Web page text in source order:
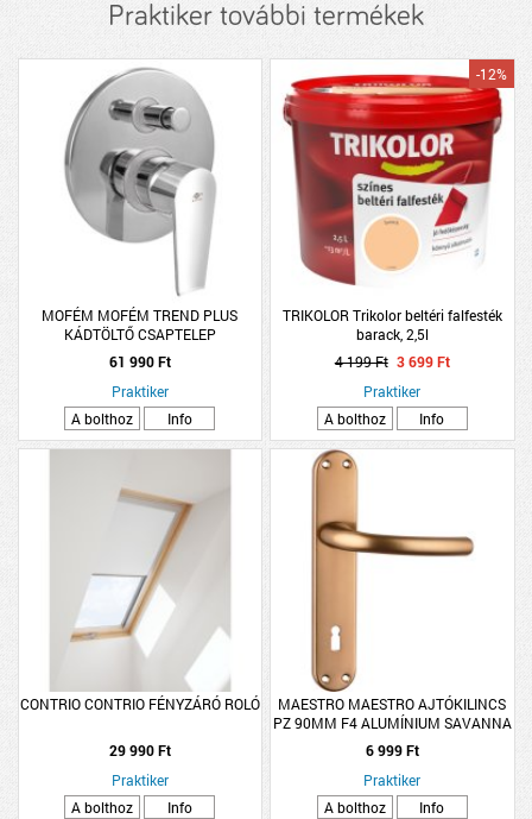
Praktiker további termékek
MOFÉM MOFÉM TREND PLUS
KÁDTÖLTŐ CSAPTELEP
SÜLYESZTETT *MOFÉM/TEKA SHOP*
61 990 Ft
Praktiker
A bolthoz
Info
TRIKOLOR Trikolor beltéri falfesték
barack, 2,5l
-12%
4 199 Ft 3 699 Ft
Praktiker
A bolthoz
Info
CONTRIO CONTRIO FÉNYZÁRÓ ROLÓ
29 990 Ft
Praktiker
A bolthoz
Info
MAESTRO MAESTRO AJTÓKILINCS
PZ 90MM F4 ALUMÍNIUM SAVANNA
6 999 Ft
Praktiker
A bolthoz
Info